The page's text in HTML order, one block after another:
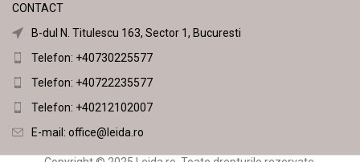
CONTACT
B-dul N. Titulescu 163, Sector 1, Bucuresti
Telefon: +40730225577
Telefon: +40722235577
Telefon: +40212102007
E-mail: office@leida.ro